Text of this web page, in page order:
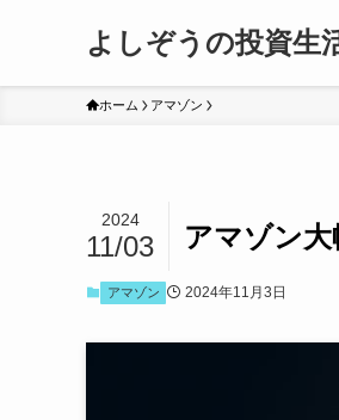
よしぞうの投資生
ホーム アマゾン
アマゾン大
2024
11/03
アマゾン 2024年11月3日